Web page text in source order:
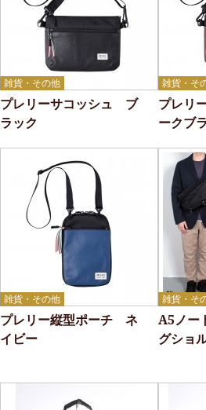
雑貨・その他
プレリーサコッシュ ブ
ラック
雑貨・そ
プレリ
ークブ
雑貨・その他
プレリー縦型ポーチ ネ
イビー
雑貨・そ
A5ノー
グショ